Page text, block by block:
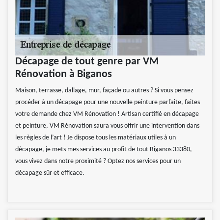
Décapage de tout genre par VM
Rénovation à Biganos
Maison, terrasse, dallage, mur, façade ou autres ? Si vous pensez
procéder à un décapage pour une nouvelle peinture parfaite, faites
votre demande chez VM Rénovation ! Artisan certifié en décapage
et peinture, VM Rénovation saura vous offrir une intervention dans
les règles de l’art ! Je dispose tous les matériaux utiles à un
décapage, je mets mes services au profit de tout Biganos 33380,
vous vivez dans notre proximité ? Optez nos services pour un
décapage sûr et efficace.